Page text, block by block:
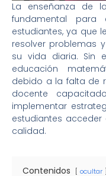
La enseñanza de
fundamental
estudiantes, ya que
resolver problemas
su vida diaria. Sin
educación
debido a la falta de
docente
implementar
estudiantes
calidad.
Contenidos ocultar